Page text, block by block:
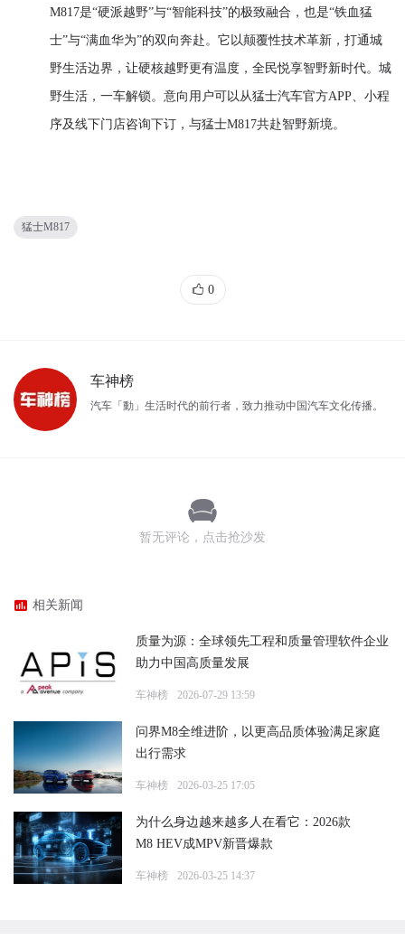
M817是“硬派越野”与“智能科技”的极致融合，也是“铁血猛
士”与“满血华为”的双向奔赴。它以颠覆性技术革新，打通城
野生活边界，让硬核越野更有温度，全民悦享智野新时代。城
野生活，一车解锁。意向用户可以从猛士汽车官方APP、小程
序及线下门店咨询下订，与猛士M817共赴智野新境。
猛士M817
0
车神榜
汽车「動」生活时代的前行者，致力推动中国汽车文化传播。
暂无评论，点击抢沙发
相关新闻
质量为源：全球领先工程和质量管理软件企业
助力中国高质量发展
车神榜 2026-07-29 13:59
问界M8全维进阶，以更高品质体验满足家庭
出行需求
车神榜 2026-03-25 17:05
为什么身边越来越多人在看它：2026款
M8 HEV成MPV新晋爆款
车神榜 2026-03-25 14:37